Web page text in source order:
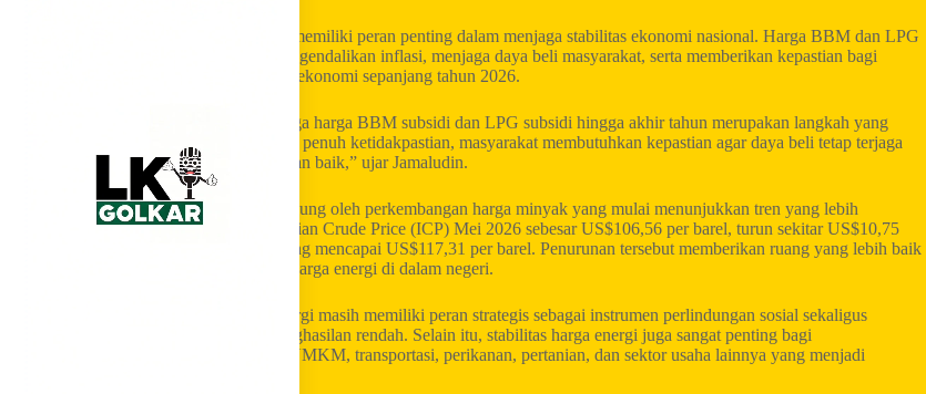
Jamaludin menilai kepastian harga energi memiliki peran penting dalam menjaga stabilitas ekonomi nasional. Harga BBM dan LPG
yang tetap terjangkau akan membantu mengendalikan inflasi, menjaga daya beli masyarakat, serta memberikan kepastian bagi
pelaku usaha dalam menjalankan aktivitas ekonomi sepanjang tahun 2026.
“Komitmen pemerintah untuk tetap menjaga harga BBM subsidi dan LPG subsidi hingga akhir tahun merupakan langkah yang
tepat. Di tengah kondisi global yang masih penuh ketidakpastian, masyarakat membutuhkan kepastian agar daya beli tetap terjaga
dan aktivitas ekonomi dapat berjalan dengan baik,” ujar Jamaludin.
Menurutnya, kebijakan tersebut juga didukung oleh perkembangan harga minyak yang mulai menunjukkan tren yang lebih
kondusif. Pemerintah menetapkan Indonesian Crude Price (ICP) Mei 2026 sebesar US$106,56 per barel, turun sekitar US$10,75
per barel dibandingkan ICP April 2026 yang mencapai US$117,31 per barel. Penurunan tersebut memberikan ruang yang lebih baik
bagi pemerintah dalam menjaga stabilitas harga energi di dalam negeri.
Jamaludin menegaskan bahwa subsidi energi masih memiliki peran strategis sebagai instrumen perlindungan sosial sekaligus
bantalan ekonomi bagi masyarakat berpenghasilan rendah. Selain itu, stabilitas harga energi juga sangat penting bagi
keberlangsungan sektor produktif seperti UMKM, transportasi, perikanan, pertanian, dan sektor usaha lainnya yang menjadi